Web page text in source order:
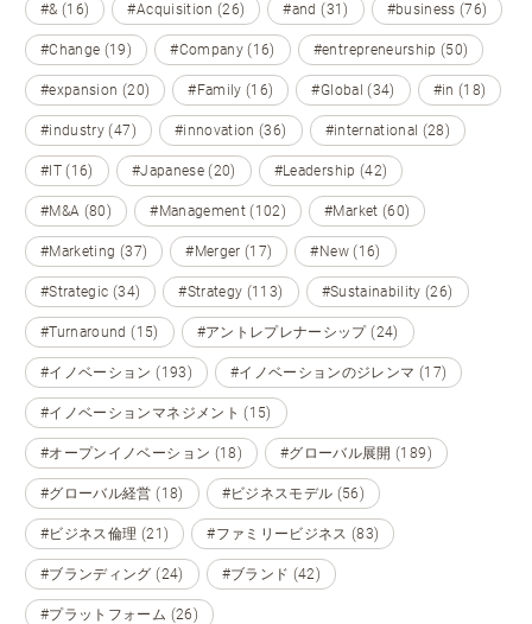
#& (16) #Acquisition (26) #and (31) #business (76)
#Change (19) #Company (16) #entrepreneurship (50)
#expansion (20) #Family (16) #Global (34) #in (18)
#industry (47) #innovation (36) #international (28)
#IT (16) #Japanese (20) #Leadership (42)
#M&A (80) #Management (102) #Market (60)
#Marketing (37) #Merger (17) #New (16)
#Strategic (34) #Strategy (113) #Sustainability (26)
#Turnaround (15) #アントレプレナーシップ (24)
#イノベーション (193) #イノベーションのジレンマ (17)
#イノベーションマネジメント (15)
#オープンイノベーション (18) #グローバル展開 (189)
#グローバル経営 (18) #ビジネスモデル (56)
#ビジネス倫理 (21) #ファミリービジネス (83)
#ブランディング (24) #ブランド (42)
#プラットフォーム (26)